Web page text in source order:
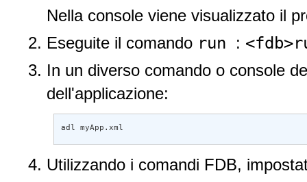
Nella console viene visualizzato il
Eseguite il comando run :
In un diverso comando o console
dell'applicazione:
adl myApp.xml
Utilizzando i comandi FDB,